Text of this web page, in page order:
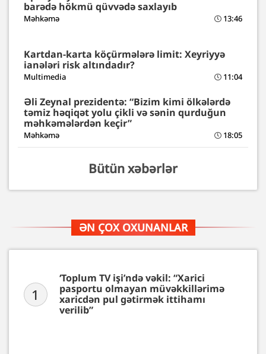
barədə hökmü qüvvədə saxlayıb
Məhkəmə 13:46
Kartdan-karta köçürmələrə limit: Xeyriyyə
ianələri risk altındadır?
Multimedia 11:04
Əli Zeynal prezidentə: “Bizim kimi ölkələrdə
təmiz həqiqət yolu çikli və sənin qurduğun
məhkəmələrdən keçir”
Məhkəmə 18:05
Bütün xəbərlər
ƏN ÇOX OXUNANLAR
1
‘Toplum TV işi’ndə vəkil: “Xarici
pasportu olmayan müvəkkillərimə
xaricdən pul gətirmək ittihamı
verilib”